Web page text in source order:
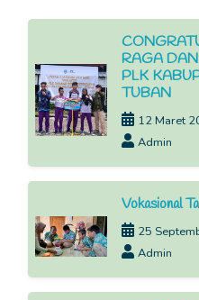
RAGA
PLK
TUBAN
12 Maret
Admin
Vokasional
25
Admin